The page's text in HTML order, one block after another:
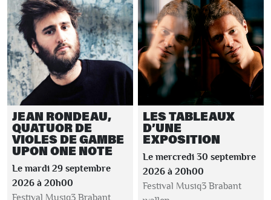
JEAN RONDEAU,
QUATUOR DE
VIOLES DE GAMBE
UPON ONE NOTE
Le mardi 29 septembre
2026 à 20h00
Festival Musiq3 Brabant
LES TABLEAUX
D’UNE
EXPOSITION
Le mercredi 30 septembre
2026 à 20h00
Festival Musiq3 Brabant